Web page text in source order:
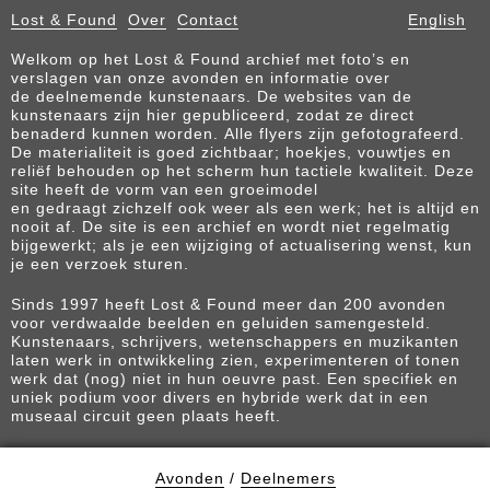
Lost & Found Over Contact English
Welkom op het Lost & Found archief met foto’s en
verslagen van onze avonden en informatie over
de deelnemende kunstenaars. De websites van de
kunstenaars zijn hier gepubliceerd, zodat ze direct
benaderd kunnen worden. Alle flyers zijn gefotografeerd.
De materialiteit is goed zichtbaar; hoekjes, vouwtjes en
reliëf behouden op het scherm hun tactiele kwaliteit. Deze
site heeft de vorm van een groeimodel
en gedraagt zichzelf ook weer als een werk; het is altijd en
nooit af. De site is een archief en wordt niet regelmatig
bijgewerkt; als je een wijziging of actualisering wenst, kun
je een verzoek sturen.
Sinds 1997 heeft Lost & Found meer dan 200 avonden
voor verdwaalde beelden en geluiden samengesteld.
Kunstenaars, schrijvers, wetenschappers en muzikanten
laten werk in ontwikkeling zien, experimenteren of tonen
werk dat (nog) niet in hun oeuvre past. Een specifiek en
uniek podium voor divers en hybride werk dat in een
museaal circuit geen plaats heeft.
Avonden / Deelnemers